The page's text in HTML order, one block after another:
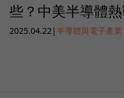
些？中美半導體熱
2025.04.22|半導體與電子產業